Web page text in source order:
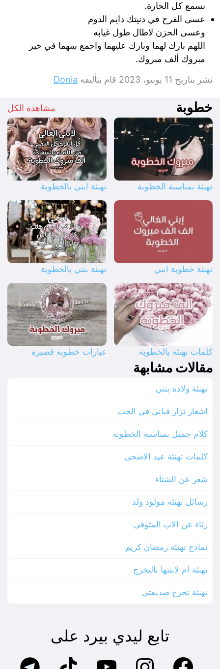
نسمع كل الحارة.
عسى الفرح في دنيتك دايم الدوم
وعسى الحزن لاطال طول غيابه
اللهم بارك لهما وبارك عليهما واجمع بينهما في خير
مبروك ألف مبروك.
نشر بتاريخ 11 يونيو، 2023 قام بتأليفه Donia
خطوبة مشاهدة الكل
تهنئة بمناسبة الخطوبة تهنئة ابني بالخطوبة
تهنئة خطوبة ابني تهنئة بنتي بالخطوبة
كلمات تهنئة بالخطوبة عبارات خطوبة قصيرة
مقالات مشابهة
تهنئة ولادة بنتي
اشعار نزار قباني في الحب
كلام جميل بمناسبة الخطوبة
كلمات تهنئة عيد الاضحى
شعر عن الشتاء
رسائل تهنئة مولود ولد
رثاء عن الاب المتوفي
نماذج تهنئة رمضان كريم
تهنئة ام لابنتها بالتخرج
تهنئة تخرج صديقتي
تابع ليدي بيرد على